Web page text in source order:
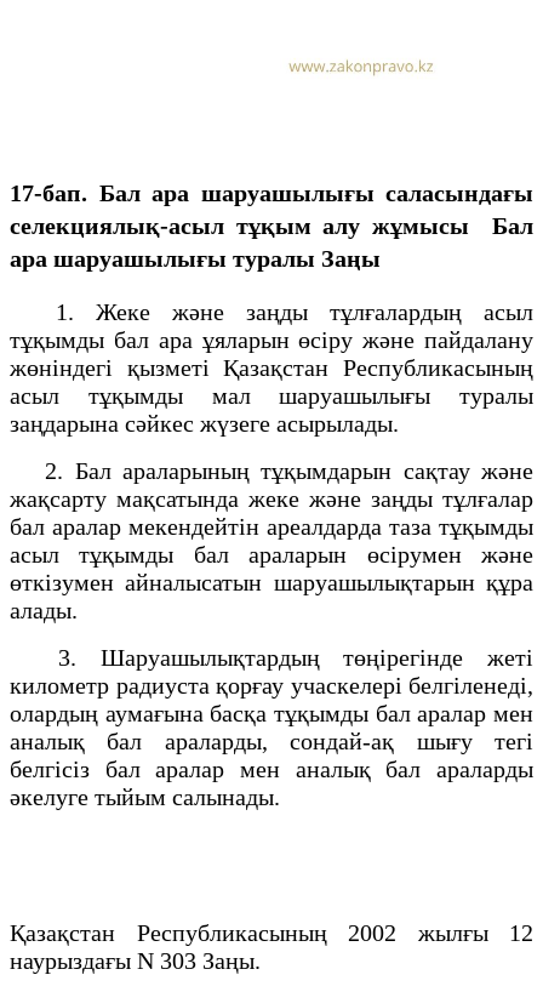
17-бап. Бал ара шаруашылығы саласындағы
селекциялық-асыл тұқым алу жұмысы
Бал
ара шаруашылығы туралы Заңы
1. Жеке және заңды тұлғалардың асыл
тұқымды бал ара ұяларын өсіру және пайдалану
жөніндегі қызметі Қазақстан Республикасының
асыл тұқымды мал шаруашылығы туралы
заңдарына сәйкес жүзеге асырылады.
2. Бал араларының тұқымдарын сақтау және
жақсарту мақсатында жеке және заңды тұлғалар
бал аралар мекендейтін ареалдарда таза тұқымды
асыл тұқымды бал араларын өсірумен және
өткізумен айналысатын шаруашылықтарын құра
алады.
3. Шаруашылықтардың төңірегінде жеті
километр радиуста қорғау учаскелері белгіленеді,
олардың аумағына басқа тұқымды бал аралар мен
аналық бал араларды, сондай-ақ шығу тегі
белгісіз бал аралар мен аналық бал араларды
әкелуге тыйым салынады.
Қазақстан Республикасының 2002 жылғы 12
наурыздағы N 303 Заңы.